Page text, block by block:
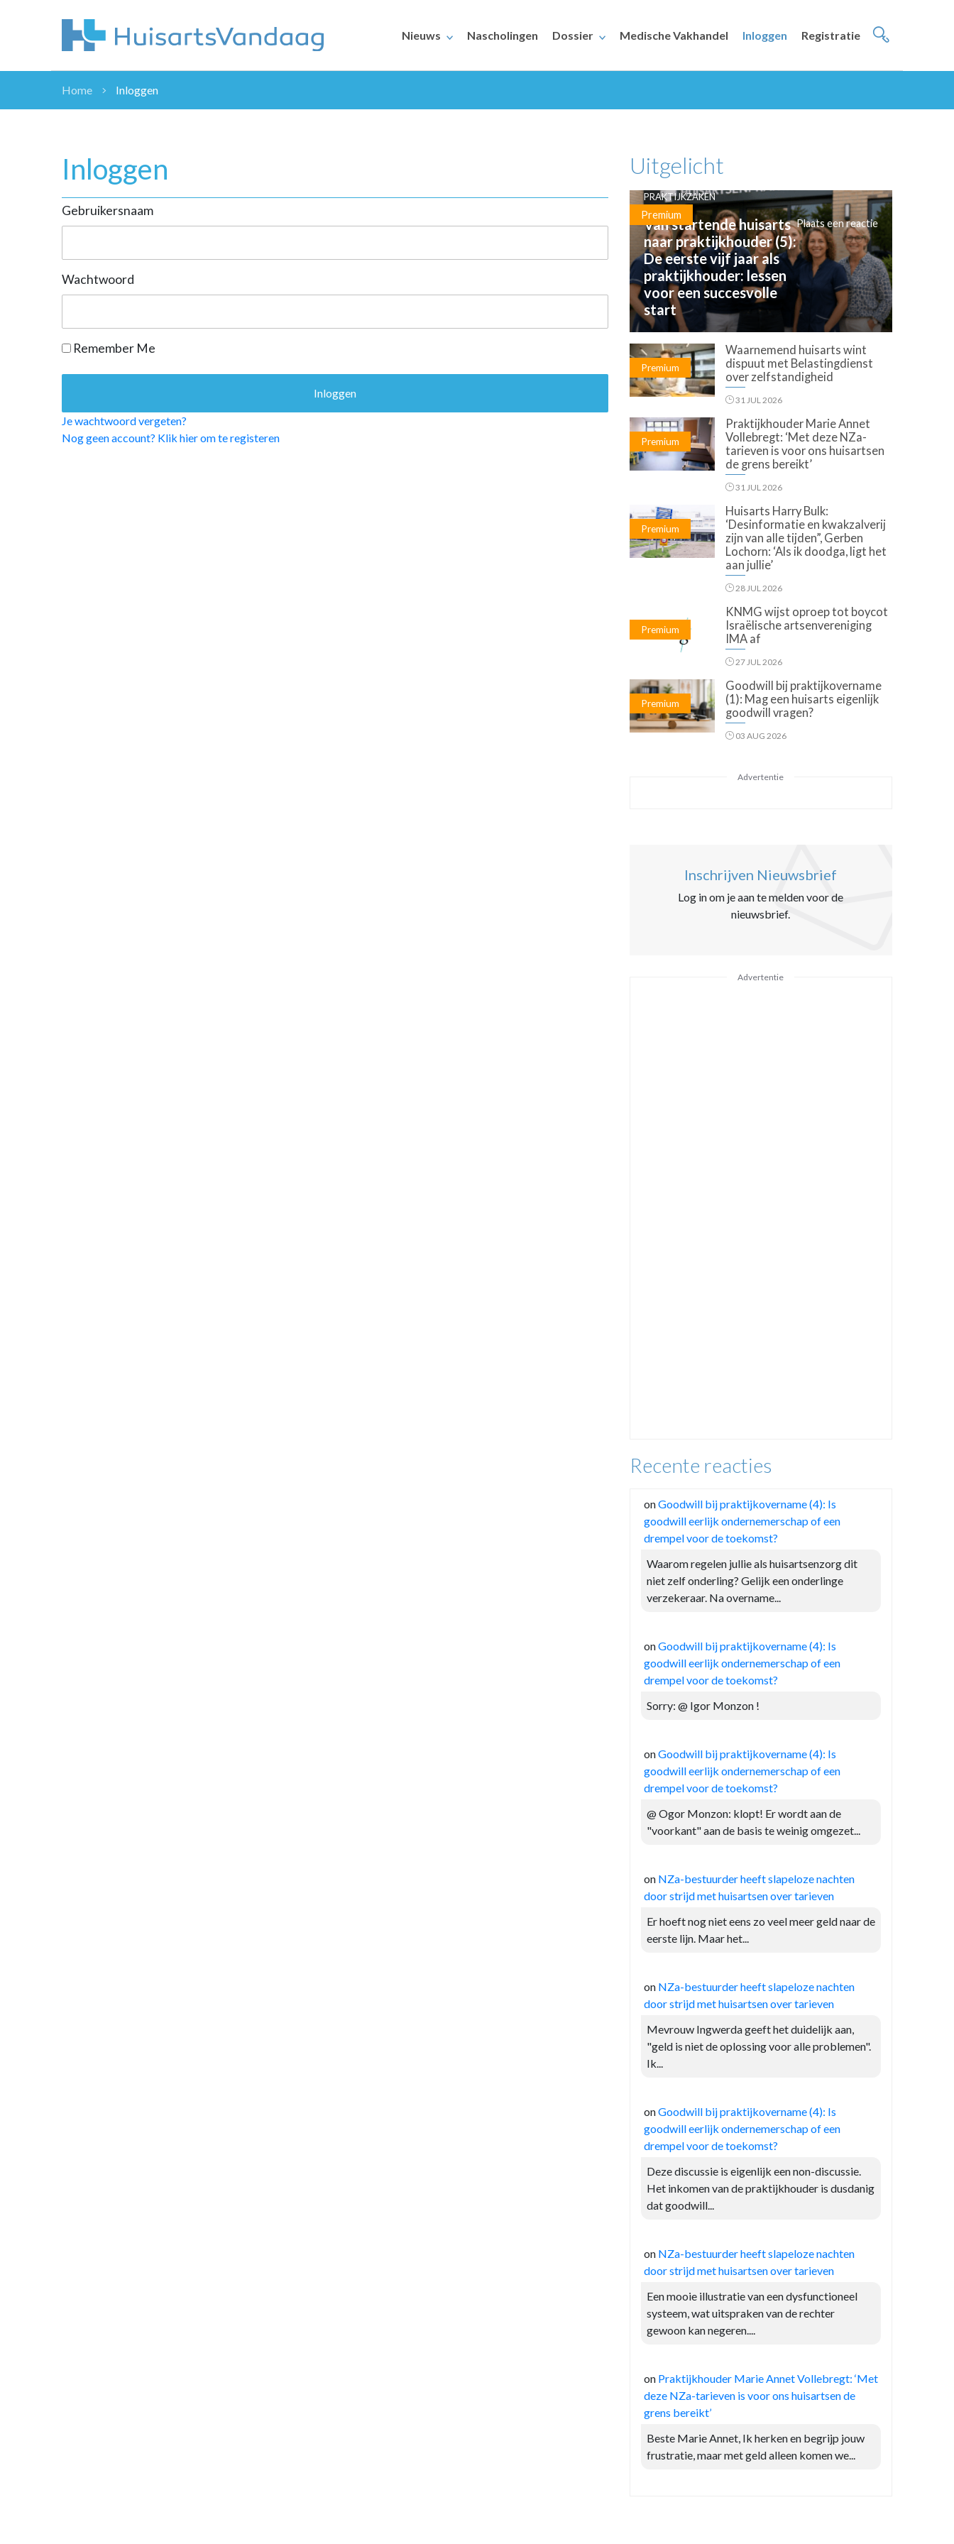
Nieuws Nascholingen Dossier Medische Vakhandel Inloggen Registratie
ZORGVERZEKERAARS
DOSSIER
NHG
PRAKTIJKZAKEN
VPHUISARTSEN
MEDISCHE VAKHANDEL
Home Inloggen
Inloggen
Gebruikersnaam
Wachtwoord
Remember Me
Je wachtwoord vergeten?
Nog geen account? Klik hier om te registeren
Uitgelicht
Premium
PRAKTIJKZAKEN
Van startende huisarts
naar praktijkhouder (5):
De eerste vijf jaar als
praktijkhouder: lessen
voor een succesvolle
start
Plaats een reactie
Premium
Waarnemend huisarts wint
dispuut met Belastingdienst
over zelfstandigheid
31 JUL 2026
Premium
Praktijkhouder Marie Annet
Vollebregt: ‘Met deze NZa-
tarieven is voor ons huisartsen
de grens bereikt’
31 JUL 2026
Premium
Huisarts Harry Bulk:
‘Desinformatie en kwakzalverij
zijn van alle tijden”, Gerben
Lochorn: ‘Als ik doodga, ligt het
aan jullie’
28 JUL 2026
Premium
KNMG wijst oproep tot boycot
Israëlische artsenvereniging
IMA af
27 JUL 2026
Premium
Goodwill bij praktijkovername
(1): Mag een huisarts eigenlijk
goodwill vragen?
03 AUG 2026
Advertentie
Inschrijven Nieuwsbrief
Log in om je aan te melden voor de
nieuwsbrief.
Advertentie
Recente reacties
onGoodwill bij praktijkovername (4): Is
goodwill eerlijk ondernemerschap of een
drempel voor de toekomst?
Waarom regelen jullie als huisartsenzorg dit
niet zelf onderling? Gelijk een onderlinge
verzekeraar. Na overname...
onGoodwill bij praktijkovername (4): Is
goodwill eerlijk ondernemerschap of een
drempel voor de toekomst?
Sorry: @ Igor Monzon !
onGoodwill bij praktijkovername (4): Is
goodwill eerlijk ondernemerschap of een
drempel voor de toekomst?
@ Ogor Monzon: klopt! Er wordt aan de
"voorkant" aan de basis te weinig omgezet...
on NZa-bestuurder heeft slapeloze nachten
door strijd met huisartsen over tarieven
Er hoeft nog niet eens zo veel meer geld naar de
eerste lijn. Maar het...
on NZa-bestuurder heeft slapeloze nachten
door strijd met huisartsen over tarieven
Mevrouw Ingwerda geeft het duidelijk aan,
"geld is niet de oplossing voor alle problemen".
Ik...
onGoodwill bij praktijkovername (4): Is
goodwill eerlijk ondernemerschap of een
drempel voor de toekomst?
Deze discussie is eigenlijk een non-discussie.
Het inkomen van de praktijkhouder is dusdanig
dat goodwill...
on NZa-bestuurder heeft slapeloze nachten
door strijd met huisartsen over tarieven
Een mooie illustratie van een dysfunctioneel
systeem, wat uitspraken van de rechter
gewoon kan negeren....
on Praktijkhouder Marie Annet Vollebregt: ‘Met
deze NZa-tarieven is voor ons huisartsen de
grens bereikt’
Beste Marie Annet, Ik herken en begrijp jouw
frustratie, maar met geld alleen komen we...